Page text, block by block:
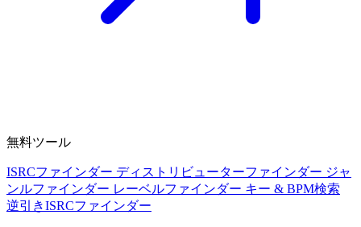
無料ツール
ISRCファインダー ディストリビューターファインダー ジャ
ンルファインダー レーベルファインダー キー & BPM検索
逆引きISRCファインダー